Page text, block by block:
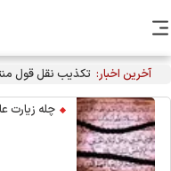
آخرین اخبار: تکذیب نقل قول
چله زیارت عاشورا با